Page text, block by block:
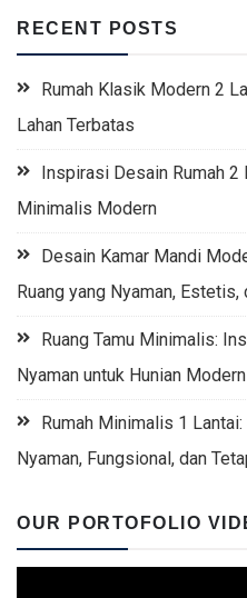
RECENT POSTS
Rumah Klasik Modern 2
Lahan Terbatas
Inspirasi Desain Rumah 2
Minimalis Modern
Desain Kamar Mandi
Ruang yang Nyaman, Estetis,
Ruang Tamu Minimalis:
Nyaman untuk Hunian Modern
Rumah Minimalis 1
Nyaman, Fungsional, dan
OUR PORTOFOLIO